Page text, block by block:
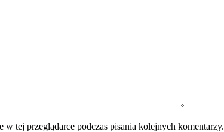
w tej przeglądarce podczas pisania kolejnych komentarzy.